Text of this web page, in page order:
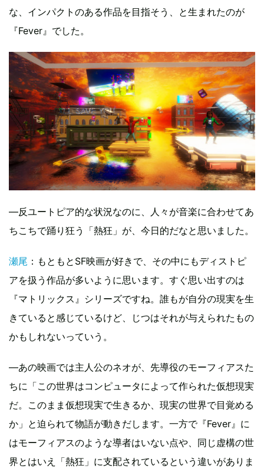
な、インパクトのある作品を目指そう、と生まれたのが
『Fever』でした。
—反ユートピア的な状況なのに、人々が音楽に合わせてあ
ちこちで踊り狂う「熱狂」が、今日的だなと思いました。
瀬尾 ：もともとSF映画が好きで、その中にもディストピ
アを扱う作品が多いように思います。すぐ思い出すのは
『マトリックス』シリーズですね。誰もが自分の現実を生
きていると感じているけど、じつはそれが与えられたもの
かもしれないっていう。
—あの映画では主人公のネオが、先導役のモーフィアスた
ちに「この世界はコンピュータによって作られた仮想現実
だ。このまま仮想現実で生きるか、現実の世界で目覚める
か」と迫られて物語が動きだします。一方で『Fever』に
はモーフィアスのような導者はいない点や、同じ虚構の世
界とはいえ「熱狂」に支配されているという違いがありま